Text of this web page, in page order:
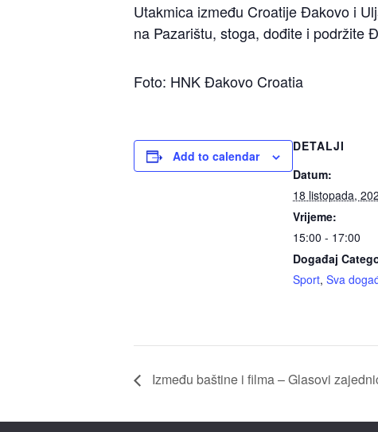
Utakmica između Croatije Đakovo i
na Pazarištu, stoga, dođite i podržite
Foto: HNK Đakovo Croatia
Add to calendar
DETALJI
Datum:
18 listopada,
Vrijeme:
15:00 - 17:00
Događaj
Sport, Sva
Između baštine i filma – Glasovi